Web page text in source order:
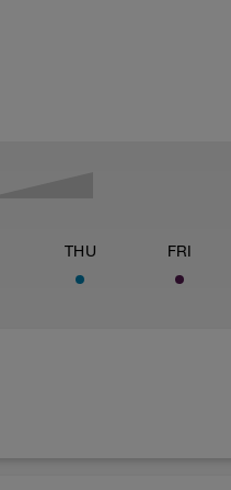
THU FRI